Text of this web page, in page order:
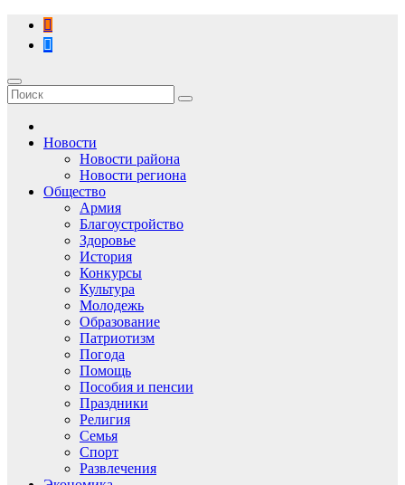
Перейти
содержимому
Новости
Новости района
Новости региона
Общество
Армия
Благоустройство
Здоровье
История
Конкурсы
Культура
Молодежь
Образование
Патриотизм
Погода
Помощь
Пособия и пенсии
Праздники
Религия
Семья
Спорт
Развлечения